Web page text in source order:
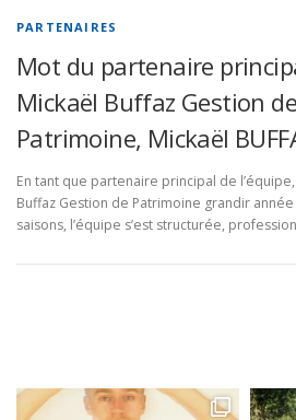
PARTENAIRES
Mot du partenaire
Mickaël Buffaz Gestion de
Patrimoine, Mickaël
En tant que partenaire principal de
Buffaz Gestion de Patrimoine grandir
saisons, l’équipe s’est structurée,